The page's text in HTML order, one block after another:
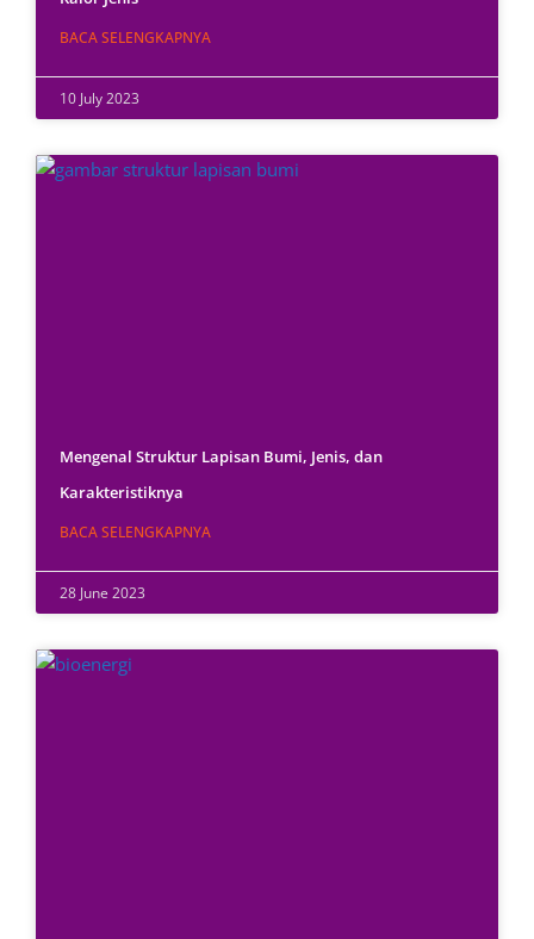
BACA SELENGKAPNYA
10 July 2023
Mengenal Struktur Lapisan Bumi, Jenis, dan
Karakteristiknya
BACA SELENGKAPNYA
28 June 2023